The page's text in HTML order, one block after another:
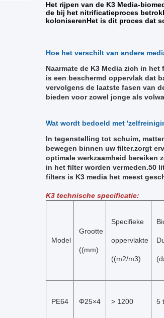
Het rijpen van de K3 Media-
de bij het nitrificatieproces
koloniserenHet is dit proces dat
Hoe het verschilt van andere
Naarmate de K3 Media zich in
is een beschermd oppervlak dat
vervolgens de laatste fasen van
bieden voor zowel jonge als
Wat wordt bedoeld met
In tegenstelling tot schuim,
bewegen binnen uw filter.zorgt
optimale werkzaamheid bereiken
in het filter worden vermeden.50
filters is K3 media het meest
K3 technische specificatie:
Model
Grootte
((mm)
Specifieke
oppervlakte
((m2/m3)
PE64 Φ25×4 > 1200 5